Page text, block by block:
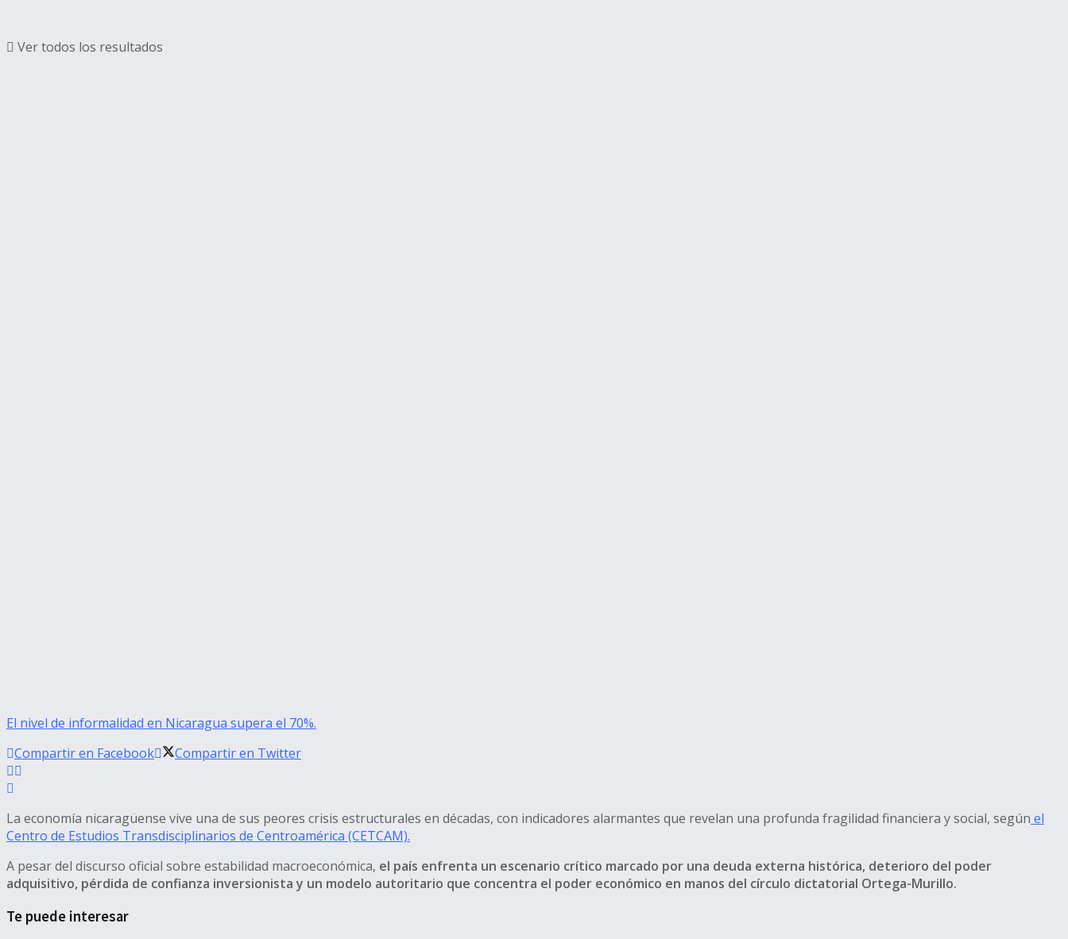
Ver todos los resultados
El nivel de informalidad en Nicaragua supera el 70%.
Compartir en Facebook
Compartir en Twitter
La economía nicaragüense vive una de sus peores crisis estructurales en décadas, con indicadores alarmantes que revelan una profunda fragilidad financiera y social, según el
Centro de Estudios Transdisciplinarios de Centroamérica (CETCAM).
A pesar del discurso oficial sobre estabilidad macroeconómica, el país enfrenta un escenario crítico marcado por una deuda externa histórica, deterioro del poder
adquisitivo, pérdida de confianza inversionista y un modelo autoritario que concentra el poder económico en manos del círculo dictatorial Ortega-Murillo.
Te puede interesar